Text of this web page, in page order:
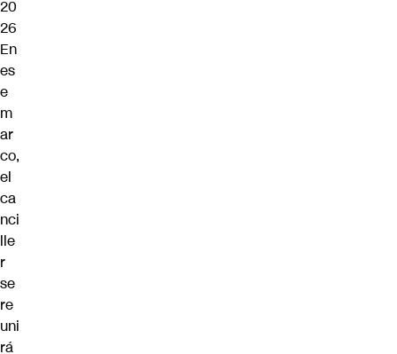
20
26
En
es
e
m
ar
co,
el
ca
nci
lle
r
se
re
uni
rá